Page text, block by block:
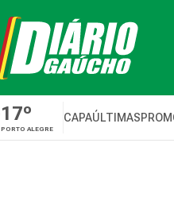
17º
PORTO ALEGRE
CAPAÚLTIMAS